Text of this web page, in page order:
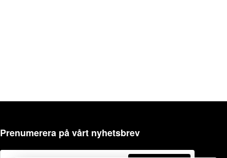
Prenumerera på vårt nyhetsbrev